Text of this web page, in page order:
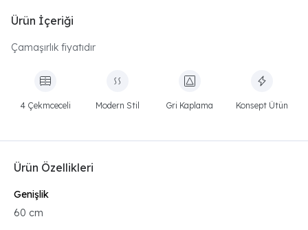
Ürün İçeriği
Çamaşırlık fiyatıdır
4 Çekmceceli Modern Stil Gri Kaplama Konsept Ütün
Ürün Özellikleri
Genişlik
60 cm